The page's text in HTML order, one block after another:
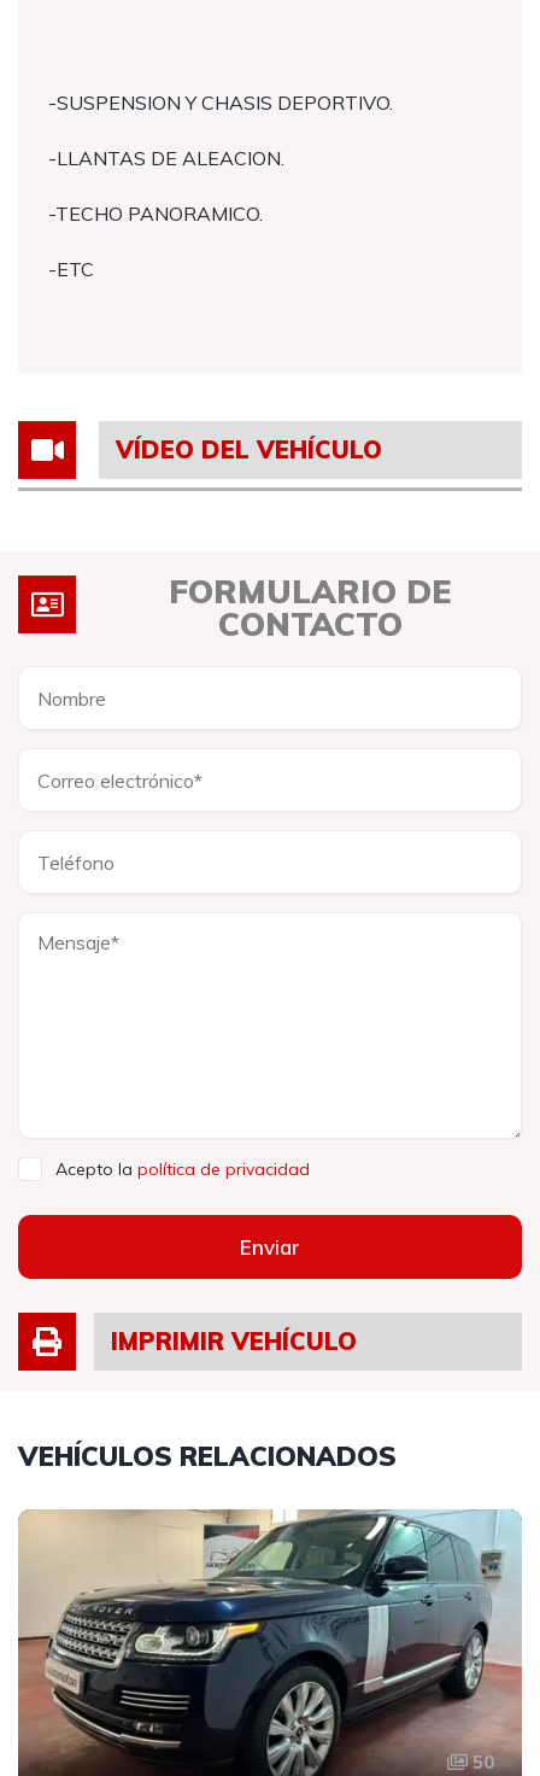
-SUSPENSION Y CHASIS DEPORTIVO.
-LLANTAS DE ALEACION.
-TECHO PANORAMICO.
-ETC
VÍDEO DEL VEHÍCULO
FORMULARIO DE
CONTACTO
Acepto la política de privacidad
Enviar
IMPRIMIR VEHÍCULO
VEHÍCULOS RELACIONADOS
50